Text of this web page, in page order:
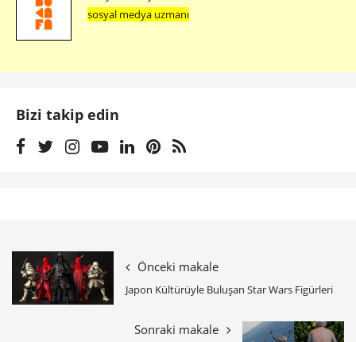
sosyal medya uzmanı
Bizi takip edin
Önceki makale
Japon Kültürüyle Buluşan Star Wars Figürleri
Sonraki makale